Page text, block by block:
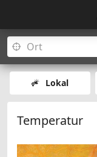
Lokal
Temperatur